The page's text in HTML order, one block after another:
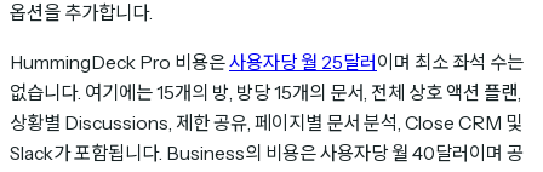
옵션을 추가합니다.
HummingDeck Pro 비용은사용자당 월 25달러이며 최소 좌석 수는
없습니다. 여기에는 15개의 방, 방당 15개의 문서, 전체 상호 액션 플랜,
상황별 Discussions, 제한 공유, 페이지별 문서 분석, Close CRM 및
Slack가 포함됩니다. Business의 비용은 사용자당 월 40달러이며 공